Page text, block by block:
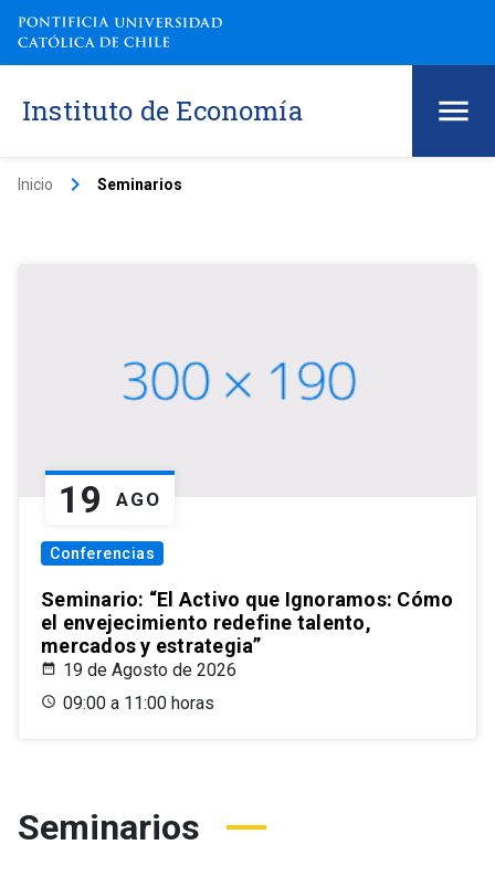
Instituto de Economía
Inicio keyboard_arrow_right Seminarios
19 AGO
Conferencias
Seminario: “El Activo que Ignoramos: Cómo
el envejecimiento redefine talento,
mercados y estrategia”
19 de Agosto de 2026
09:00 a 11:00 horas
Seminarios